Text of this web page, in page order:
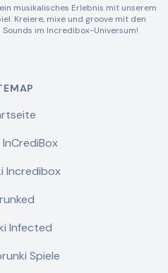
musikalisches Erlebnis mit unserem
Kreiere, mixe und groove mit den
im Incredibox-Universum!
Incredibox
Infected
Spiele